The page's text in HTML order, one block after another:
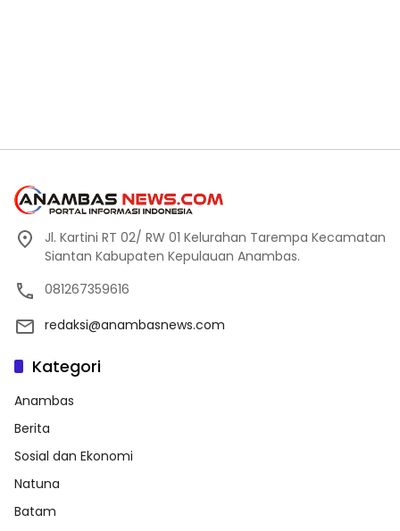
Jl. Kartini RT 02/ RW 01 Kelurahan Tarempa Kecamatan
Siantan Kabupaten Kepulauan Anambas.
081267359616
redaksi@anambasnews.com
Kategori
Anambas
Berita
Sosial dan Ekonomi
Natuna
Batam